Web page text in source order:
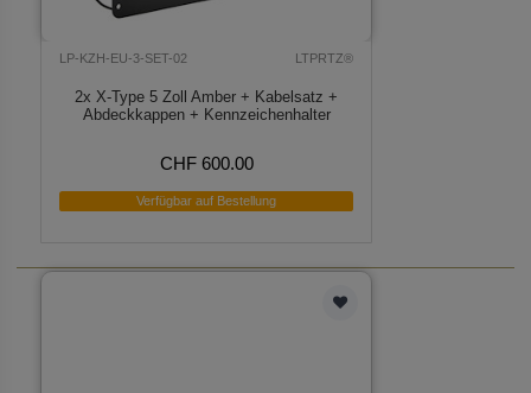
LP-KZH-EU-3-SET-02 LTPRTZ®
2x X-Type 5 Zoll Amber + Kabelsatz +
Abdeckkappen + Kennzeichenhalter
CHF 600.00
Verfügbar auf Bestellung